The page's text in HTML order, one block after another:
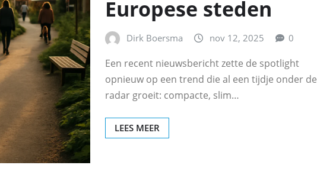
Europese steden
Dirk Boersma nov 12, 2025 0
Een recent nieuwsbericht zette de spotlight
opnieuw op een trend die al een tijdje onder de
radar groeit: compacte, slim…
LEES MEER